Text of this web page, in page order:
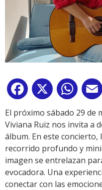
Facebook
X
El próximo sábado 29 de
Viviana Ruiz nos invita a
álbum. En este
recorrido profundo y
imagen se entrelazan
evocadora. Una
conectar con las